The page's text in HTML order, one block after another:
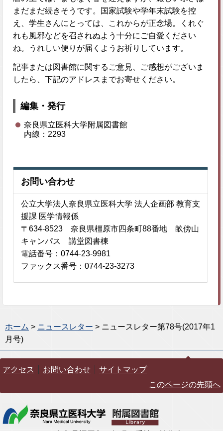
まだまだ続きそうです。国家試験や学年末試験を控
え、学生さんにとっては、これからが正念場。くれぐ
れも風邪などを召されぬよう十分にご自愛ください
ね。うれしい便りが届くようお祈りしています。
記事または図書館に関するご意見、ご感想がございま
したら、下記のアドレスまでお寄せください。
編集・発行
奈良県立医科大学附属図書館
内線：2293
お問い合わせ
公立大学法人奈良県立医科大学 法人企画部 教育支
援課 医学情報係
〒634-8523 奈良県橿原市四条町88番地 畝傍山
キャンパス 講堂図書棟
電話番号：0744-23-9981
ファックス番号：0744-23-3273
ホーム > ニュースレター > ニュースレター第78号(2017年1
月号)
アクセス お問い合わせ
サイトマップ
このページの先頭へ